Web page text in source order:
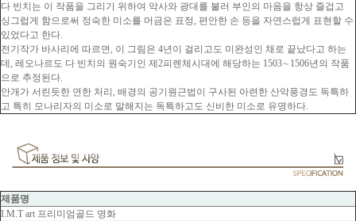
다 빈치는 이 작품을 그리기 위하여 악사와 광대를 불러 부인의 마음을 항상 즐겁고
싱그럽게 함으로써 정숙한 미소를 머금은 표정, 편안한 손 등을 자연스럽게 표현할 수
있었다고 한다.
전기작가 바사리에 따르면, 이 그림은 4년이 걸리고도 미완성인 채로 끝났다고 하는
데, 레오나르도 다 빈치의 원숙기인 제2피렌체시대에 해당하는 1503∼1506년의 작품
으로 추정된다.
안개가 서린듯한 연한 처리, 배경의 공기원근법이 구사된 아련한 산악풍경도 독특하
고 특히 모나리자의 미소로 말해지는 독특하고도 신비한 미소로 유명하다.
제품명
I.M.T art 프리미엄골드 명화